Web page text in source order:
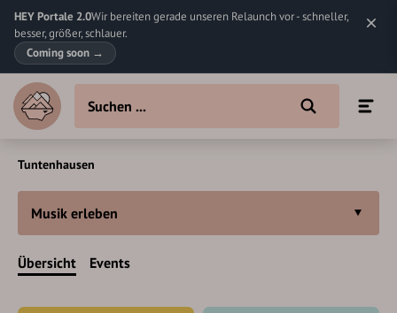
HEY Portale 2.0Wir bereiten gerade unseren Relaunch vor - schneller,
besser, größer, schlauer.
Coming soon →
Tuntenhausen
Musik erleben
Übersicht Events